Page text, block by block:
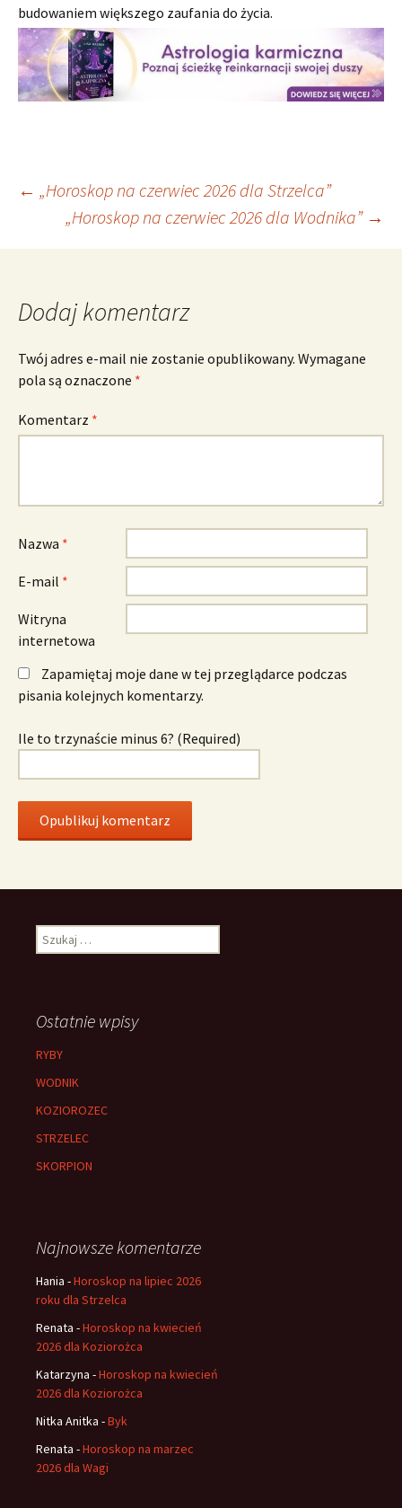
budowaniem większego zaufania do życia.
Nawigacja
wpisu
← „Horoskop na czerwiec 2026 dla Strzelca”
„Horoskop na czerwiec 2026 dla Wodnika” →
Dodaj komentarz
Twój adres e-mail nie zostanie opublikowany. Wymagane
pola są oznaczone *
Komentarz *
Nazwa *
E-mail *
Witryna
internetowa
Zapamiętaj moje dane w tej przeglądarce podczas
pisania kolejnych komentarzy.
Ile to trzynaście minus 6? (Required)
Szukaj:
Ostatnie wpisy
RYBY
WODNIK
KOZIOROZEC
STRZELEC
SKORPION
Najnowsze komentarze
Hania -Horoskop na lipiec 2026
roku dla Strzelca
Renata -Horoskop na kwiecień
2026 dla Koziorożca
Katarzyna -Horoskop na kwiecień
2026 dla Koziorożca
Nitka Anitka -Byk
Renata -Horoskop na marzec
2026 dla Wagi